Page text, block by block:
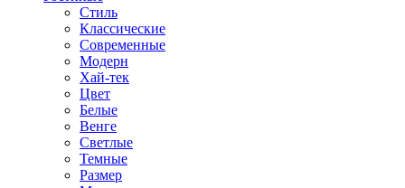
Стиль
Классические
Современные
Модерн
Хай-тек
Цвет
Белые
Венге
Светлые
Темные
Размер